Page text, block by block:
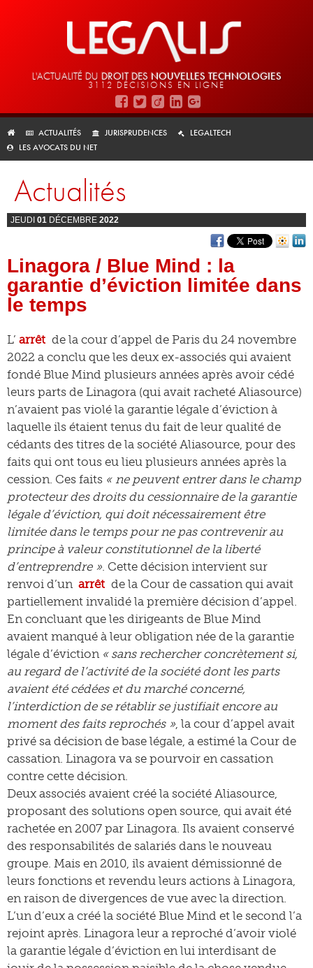
L'ACTUALITÉ DU DROIT DES NOUVELLES TECHNOLOGIES
3112 DÉCISIONS EN LIGNE
ACTUALITÉS JURISPRUDENCES
LEGALTECH
LES AVOCATS DU NET
Actualités
JEUDI 01 DÉCEMBRE 2022
Linagora / Blue Mind : la
garantie d’éviction limitée dans
le temps
L’ arrêt de la cour d’appel de Paris du 24 novembre
2022 a conclu que les deux ex-associés qui avaient
fondé Blue Mind plusieurs années après avoir cédé
leurs parts de Linagora (qui avait racheté Aliasource)
n’avaient pas violé la garantie légale d’éviction à
laquelle ils étaient tenus du fait de leur qualité de
cédants des titres de la société Aliasource, pour des
faits qui ont tous eu lieu plusieurs années après la
cession. Ces faits « ne peuvent entrer dans le champ
protecteur des droits du cessionnaire de la garantie
légale d’éviction, qui doit nécessairement être
limitée dans le temps pour ne pas contrevenir au
principe à valeur constitutionnel de la liberté
d’entreprendre ». Cette décision intervient sur
renvoi d’un arrêt de la Cour de cassation qui avait
partiellement invalidé la première décision d’appel.
En concluant que les dirigeants de Blue Mind
avaient manqué à leur obligation née de la garantie
légale d’éviction « sans rechercher concrètement si,
au regard de l’activité de la société dont les parts
avaient été cédées et du marché concerné,
l’interdiction de se rétablir se justifiait encore au
moment des faits reprochés », la cour d’appel avait
privé sa décision de base légale, a estimé la Cour de
cassation. Linagora va se pourvoir en cassation
contre cette décision.
Deux associés avaient créé la société Aliasource,
proposant des solutions open source, qui avait été
rachetée en 2007 par Linagora. Ils avaient conservé
des responsabilités de salariés dans le nouveau
groupe. Mais en 2010, ils avaient démissionné de
leurs fonctions et revendu leurs actions à Linagora,
en raison de divergences de vue avec la direction.
L’un d’eux a créé la société Blue Mind et le second l’a
rejoint après. Linagora leur a reproché d’avoir violé
la garantie légale d’éviction en lui interdisant de